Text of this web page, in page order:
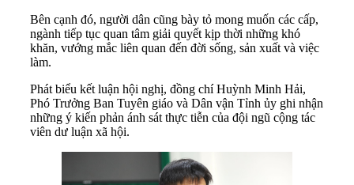
Bên cạnh đó, người dân cũng bày tỏ mong muốn các cấp,
ngành tiếp tục quan tâm giải quyết kịp thời những khó
khăn, vướng mắc liên quan đến đời sống, sản xuất và việc
làm.
Phát biểu kết luận hội nghị, đồng chí Huỳnh Minh Hải,
Phó Trưởng Ban Tuyên giáo và Dân vận Tỉnh ủy ghi nhận
những ý kiến phản ánh sát thực tiễn của đội ngũ cộng tác
viên dư luận xã hội.